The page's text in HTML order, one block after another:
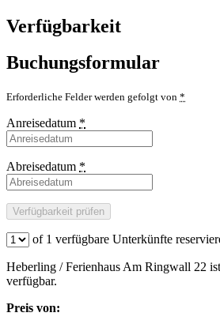
Verfügbarkeit
Buchungsformular
Erforderliche Felder werden gefolgt von *
Anreisedatum *
Abreisedatum *
of 1 verfügbare Unterkünfte
Heberling / Ferienhaus Am Ringwall 22
verfügbar.
Preis von: